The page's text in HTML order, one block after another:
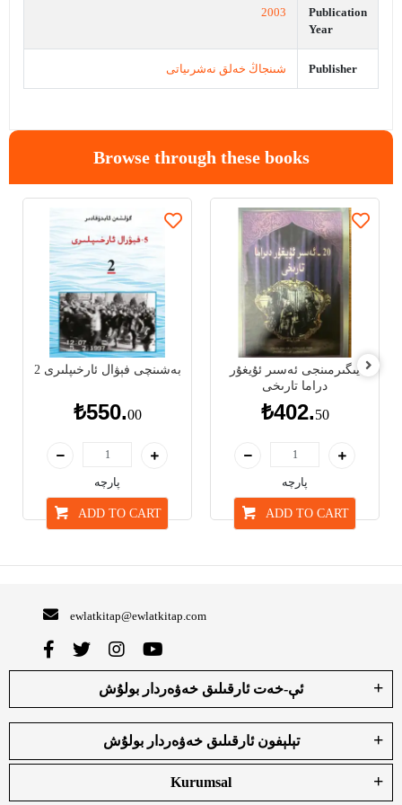
Publication
Year
2003
Publisher شىنجاڭ خەلق نەشرىياتى
Browse through these books
بەشىنچى فېۋال ئارخىپلىرى 2
₺550.00
پارچە
ADD TO CART
يىگىرمىنجى ئەسىر ئۇيغۇر
دراما تارىخى
₺402.50
پارچە
ADD TO CART
ewlatkitap@ewlatkitap.com
ئې-خەت ئارقىلىق خەۋەردار بولۇش
تېلېفون ئارقىلىق خەۋەردار بولۇش
Kurumsal